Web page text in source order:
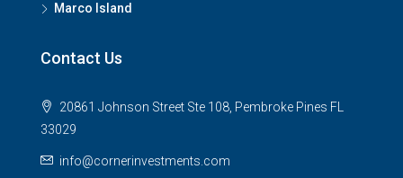
Marco Island
Contact Us
20861 Johnson Street Ste 108, Pembroke Pines FL
33029
info@cornerinvestments.com